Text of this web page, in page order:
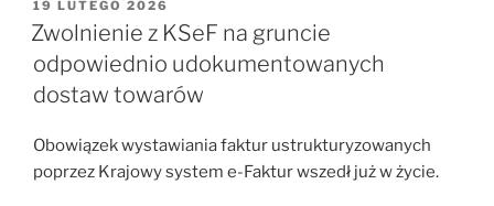
OPUBLIKOWANE
W
19 LUTEGO 2026
Zwolnienie z KSeF na gruncie
odpowiednio udokumentowanych
dostaw towarów
Obowiązek wystawiania faktur ustrukturyzowanych
poprzez Krajowy system e-Faktur wszedł już w życie.